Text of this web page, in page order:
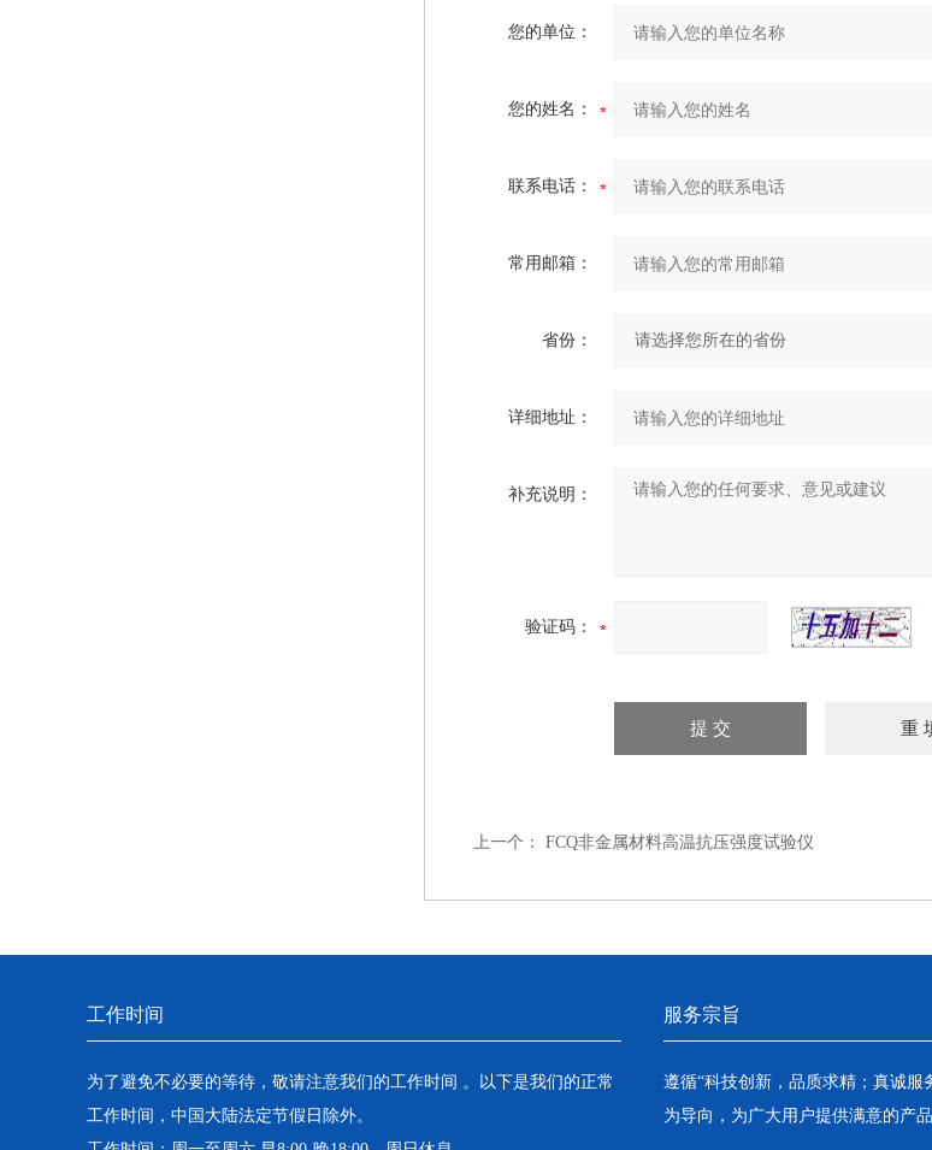
您的单位：
您的姓名：
联系电话：
常用邮箱：
省份：
详细地址：
补充说明：
验证码：
上一个： FCQ非金属材料高温抗压强度试验仪
工作时间
为了避免不必要的等待，敬请注意我们的工作时间 。以下是我们的正常
工作时间，中国大陆法定节假日除外。
服务宗旨
遵循“科技创新，品质求精；真诚服
为导向，为广大用户提供满意的产品